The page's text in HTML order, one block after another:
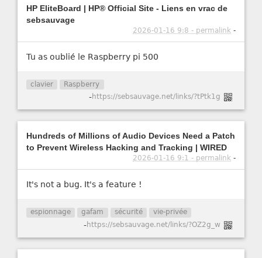
HP EliteBoard | HP® Official Site - Liens en vrac de
sebsauvage
2026-01-16 9:8 - permalink -
Tu as oublié le Raspberry pi 500
clavier Raspberry
-https://sebsauvage.net/links/?tPtk1g
Hundreds of Millions of Audio Devices Need a Patch
to Prevent Wireless Hacking and Tracking | WIRED
2026-01-16 9:1 - permalink -
It's not a bug. It's a feature !
espionnage gafam sécurité vie-privée
-https://sebsauvage.net/links/?OZ2g_w